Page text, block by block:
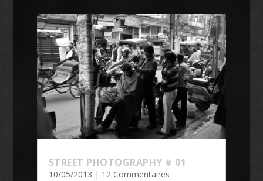
STREET PHOTOGRAPHY # 01
10/05/2013 | 12 Commentaires